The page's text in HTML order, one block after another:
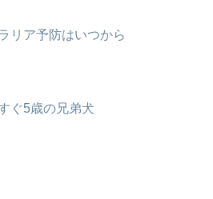
リア予防はいつから
ぐ5歳の兄弟犬